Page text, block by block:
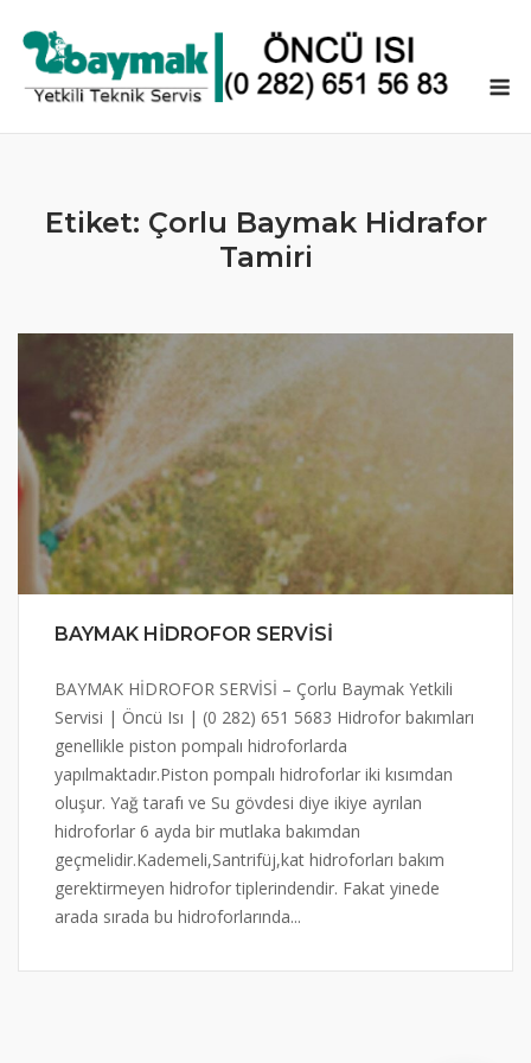
content
Etiket: Çorlu Baymak Hidrafor
Tamiri
BAYMAK HİDROFOR SERVİSİ
BAYMAK HİDROFOR SERVİSİ – Çorlu Baymak Yetkili
Servisi | Öncü Isı | (0 282) 651 5683 Hidrofor bakımları
genellikle piston pompalı hidroforlarda
yapılmaktadır.Piston pompalı hidroforlar iki kısımdan
oluşur. Yağ tarafı ve Su gövdesi diye ikiye ayrılan
hidroforlar 6 ayda bir mutlaka bakımdan
geçmelidir.Kademeli,Santrifüj,kat hidroforları bakım
gerektirmeyen hidrofor tiplerindendir. Fakat yinede
arada sırada bu hidroforlarında...